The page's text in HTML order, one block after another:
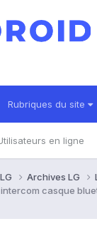
Rubriques du site
en ligne
LG Archives LG
casque